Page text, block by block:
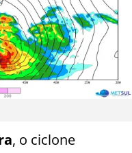
, o ciclone